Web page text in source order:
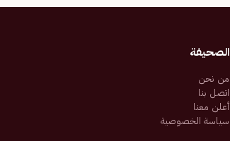
الصحيفة
من نحن
اتصل بنا
أعلن معنا
سياسة الخصوصية